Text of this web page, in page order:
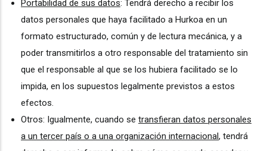
Portabilidad de sus datos: Tendrá derecho a recibir los
datos personales que haya facilitado a Hurkoa en un
formato estructurado, común y de lectura mecánica, y a
poder transmitirlos a otro responsable del tratamiento sin
que el responsable al que se los hubiera facilitado se lo
impida, en los supuestos legalmente previstos a estos
efectos.
Otros: Igualmente, cuando se transfieran datos personales
a un tercer país o a una organización internacional, tendrá